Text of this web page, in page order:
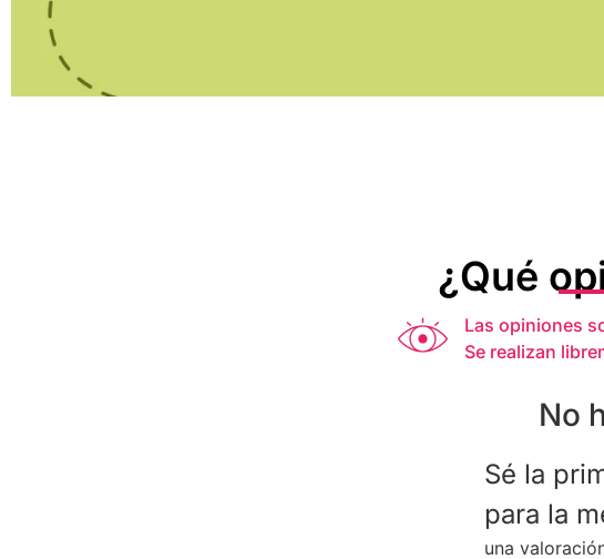
¿Qué
Las opiniones
Se realizan
No
Sé la
para la
una